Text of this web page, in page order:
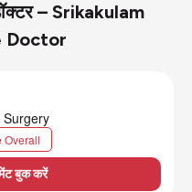
– Srikakulam
Doctor
Surgery
Overall
बुक करें